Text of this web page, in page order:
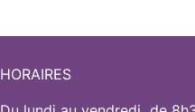
HORAIRES